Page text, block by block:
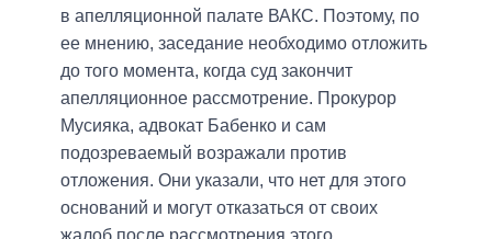
в апелляционной палате ВАКС. Поэтому, по
ее мнению, заседание необходимо отложить
до того момента, когда суд закончит
апелляционное рассмотрение. Прокурор
Мусияка, адвокат Бабенко и сам
подозреваемый возражали против
отложения. Они указали, что нет для этого
оснований и могут отказаться от своих